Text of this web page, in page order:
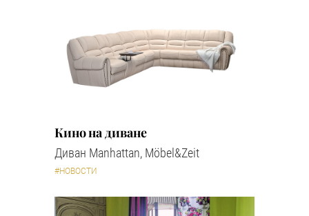
Кино на диване
Диван Manhattan, Möbel&Zeit
#НОВОСТИ